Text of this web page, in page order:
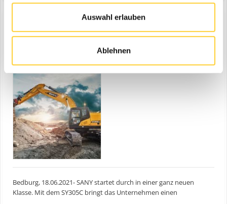
Auswahl erlauben
Ablehnen
SANY Raupenbagger SY305C
Bedburg, 18.06.2021- SANY startet durch in einer ganz neuen
Klasse. Mit dem SY305C bringt das Unternehmen einen